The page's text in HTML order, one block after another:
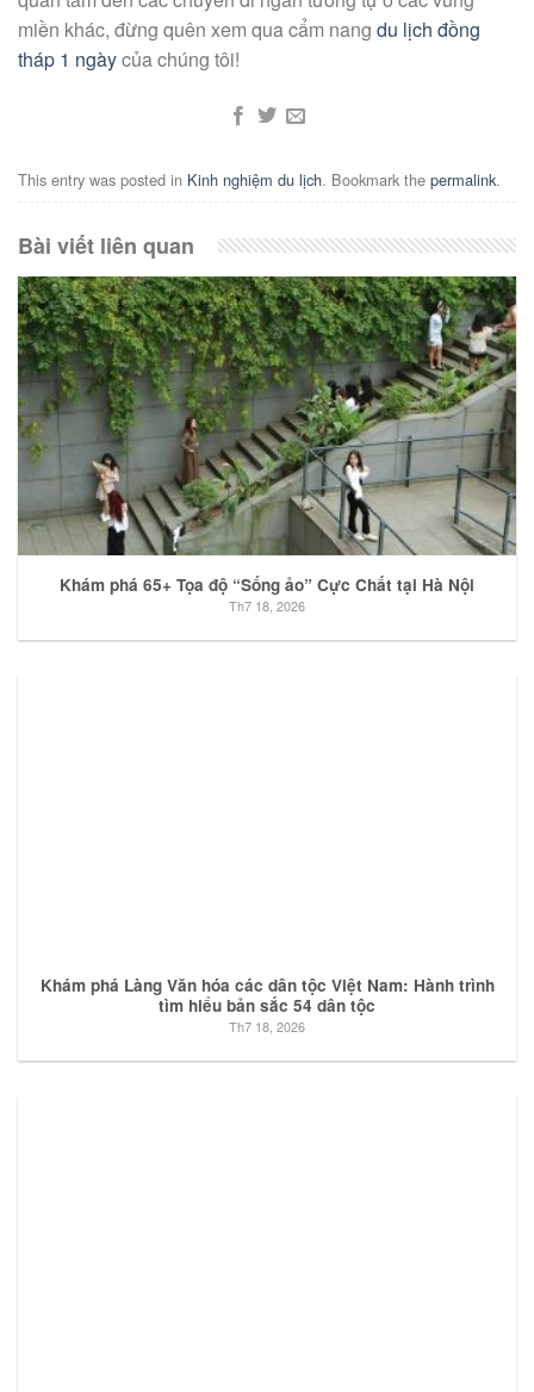
miền khác, đừng quên xem qua cẩm nang du lịch đồng
tháp 1 ngàycủa chúng tôi!
This entry was posted in Kinh nghiệm du lịch. Bookmark the permalink.
Bài viết liên quan
Khám phá 65+ Tọa độ “Sống ảo” Cực Chất tại Hà Nội
Th7 18, 2026
Khám phá Làng Văn hóa các dân tộc Việt Nam: Hành trình
tìm hiểu bản sắc 54 dân tộc
Th7 18, 2026